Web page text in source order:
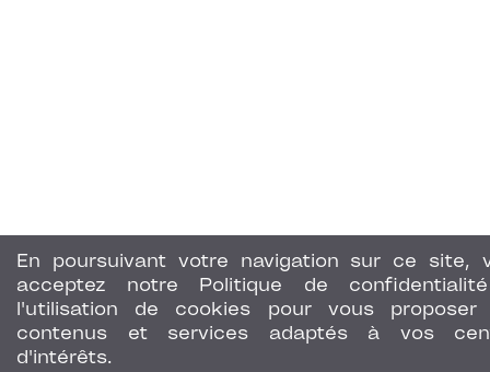
En poursuivant votre navigation sur ce site,
acceptez notre Politique de
l'utilisation de cookies pour vous proposer
contenus et services adaptés à vos
d'intérêts.